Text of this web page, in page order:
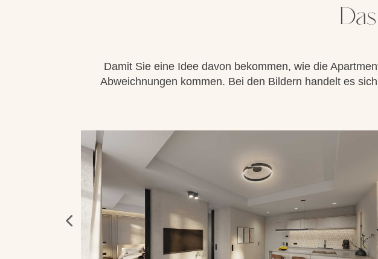
Damit Sie eine Idee davon bekommen, wie die
Abweichnungen kommen. Bei den Bildern handelt es